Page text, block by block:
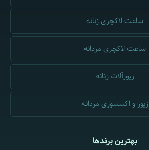
ساعت لاکچری زنانه
ساعت لاکچری مردانه
زیورآلات زنانه
زیور و اکسسوری مردانه
بهترین برندها